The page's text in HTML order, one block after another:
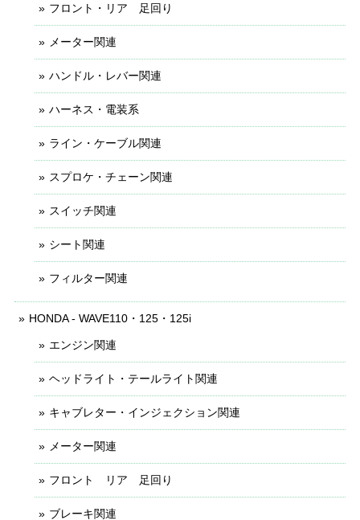
フロント・リア 足回り
メーター関連
ハンドル・レバー関連
ハーネス・電装系
ライン・ケーブル関連
スプロケ・チェーン関連
スイッチ関連
シート関連
フィルター関連
HONDA - WAVE110・125・125i
エンジン関連
ヘッドライト・テールライト関連
キャブレター・インジェクション関連
メーター関連
フロント リア 足回り
ブレーキ関連